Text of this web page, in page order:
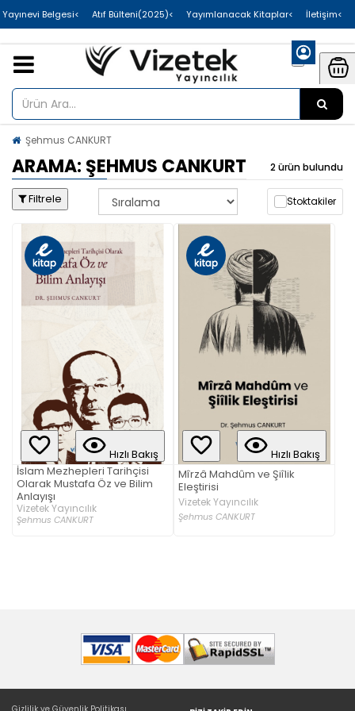
>İletişim
>Yayımlanacak Kitaplar
>Atıf Bülteni(2025)
>Uluslararası Yayınevi Belgesi
Şehmus CANKURT
ARAMA: ŞEHMUS CANKURT 2 ürün bulundu
Filtrele Stoktakiler
Hızlı Bakış
İslam Mezhepleri Tarihçisi
Olarak Mustafa Öz ve Bilim
Anlayışı
Vizetek Yayıncılık
Şehmus CANKURT
Hızlı Bakış
Mîrzâ Mahdûm ve Şiîlik
Eleştirisi
Vizetek Yayıncılık
Şehmus CANKURT